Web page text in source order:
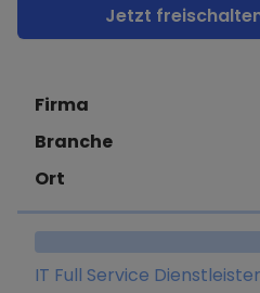
Jetzt
Firma
Branche
Ort
IT Full Service